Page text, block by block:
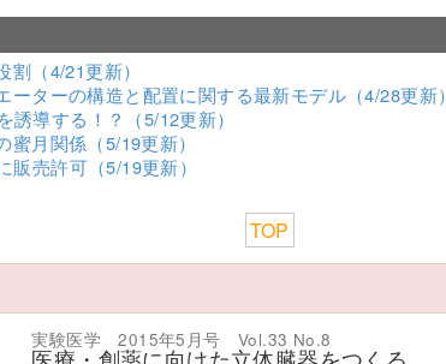
（4/21更新）
ターの構造と配置に関する最新モデル（4/28更新）
導する！？（5/12更新）
月関係（5/19更新）
売許可（5/19更新）
TOP
実験医学 2015年5月号 Vol.33 No.8